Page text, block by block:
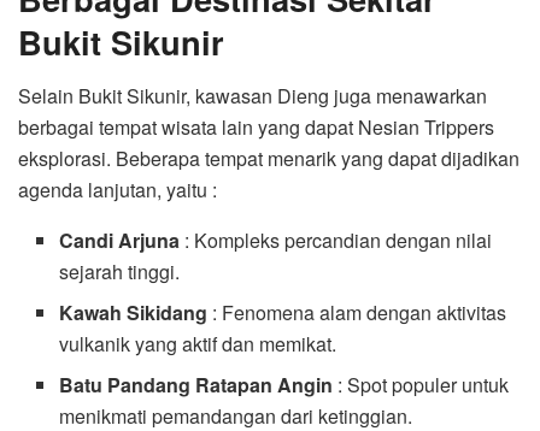
Bukit Sikunir
Selain Bukit Sikunir, kawasan Dieng juga menawarkan
berbagai tempat wisata lain yang dapat Nesian Trippers
eksplorasi. Beberapa tempat menarik yang dapat dijadikan
agenda lanjutan, yaitu :
Candi Arjuna : Kompleks percandian dengan nilai
sejarah tinggi.
Kawah Sikidang : Fenomena alam dengan aktivitas
vulkanik yang aktif dan memikat.
Batu Pandang Ratapan Angin : Spot populer untuk
menikmati pemandangan dari ketinggian.